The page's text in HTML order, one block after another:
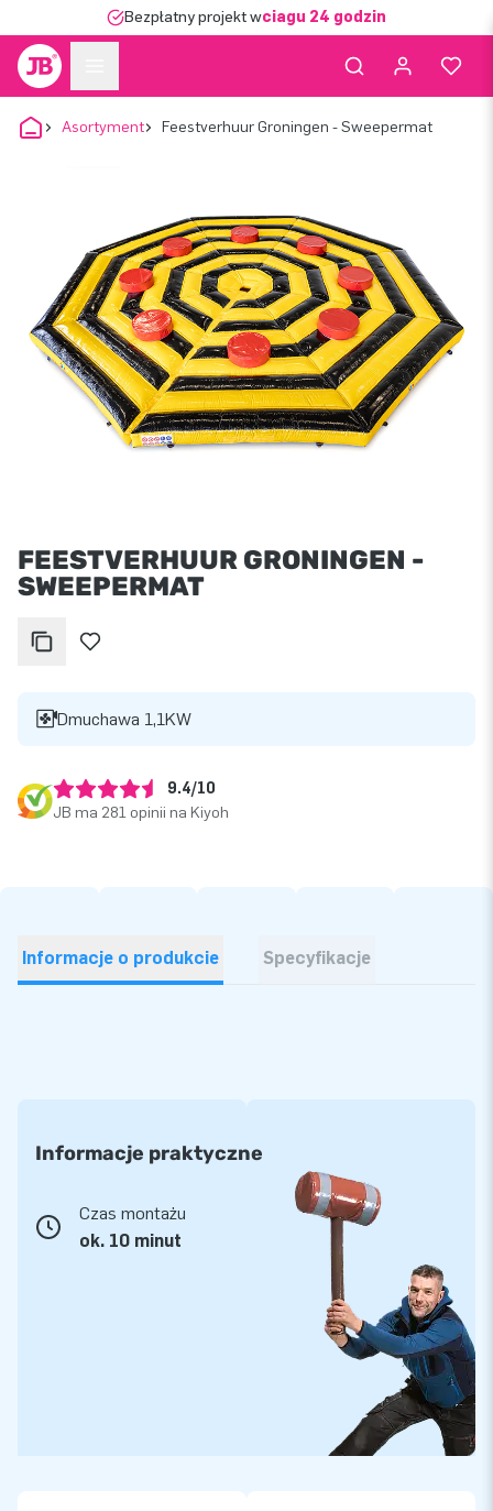
Bezpłatny projekt wciągu 24 godzin
Asortyment Feestverhuur Groningen - Sweepermat
FEESTVERHUUR GRONINGEN -
SWEEPERMAT
Dmuchawa 1,1KW
9.4/10
JB ma 281 opinii na Kiyoh
Informacje o produkcie Specyfikacje
Informacje praktyczne
Czas montażu
ok. 10 minut